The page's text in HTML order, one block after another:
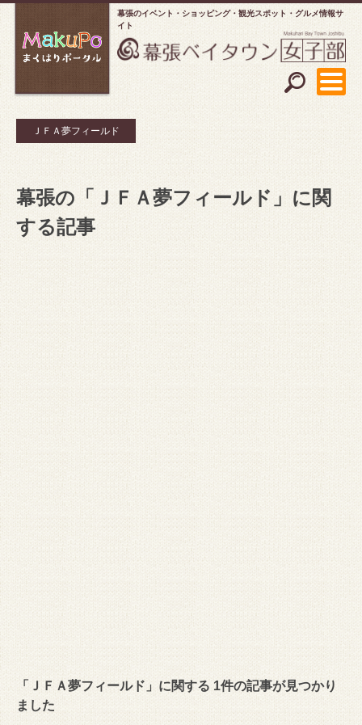
幕張のイベント・ショッピング
観光スポット・グルメ情報サ
イト
ＪＦＡ夢フィールド
幕張の「ＪＦＡ夢フィールド」に関
する記事
「ＪＦＡ夢フィールド」に関する 1件の記事が見つかり
ました